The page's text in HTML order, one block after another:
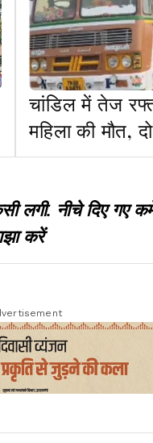
चांडिल में तेज
महिला की मौत,
ग्रामीणों ने
नीचे दिए गए
करें